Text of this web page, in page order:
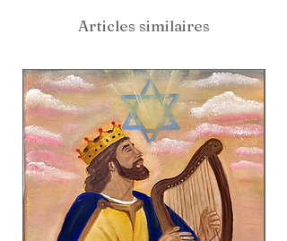
Articles similaires